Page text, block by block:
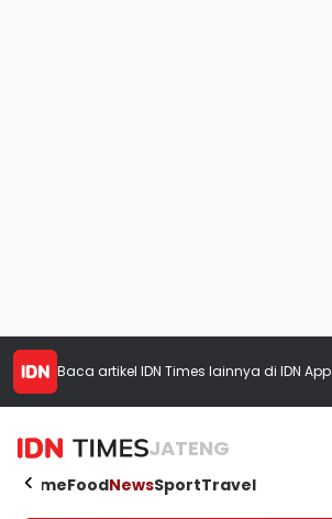
Baca artikel IDN Times lainnya di IDN App
JATENG
HomeFoodNewsSportTravel